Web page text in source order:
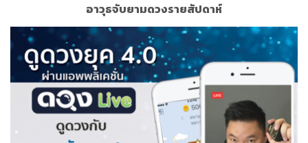
อาวุธจับยามดวงรายสัปดาห์